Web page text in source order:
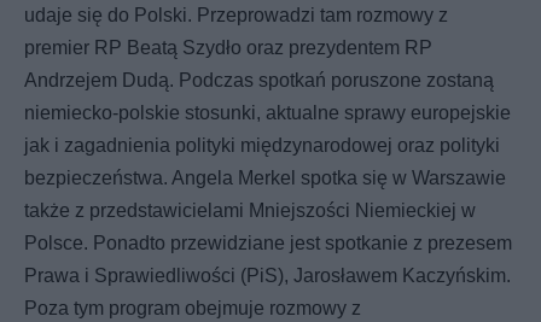
udaje się do Polski. Przeprowadzi tam rozmowy z
premier RP Beatą Szydło oraz prezydentem RP
Andrzejem Dudą. Podczas spotkań poruszone zostaną
niemiecko-polskie stosunki, aktualne sprawy europejskie
jak i zagadnienia polityki międzynarodowej oraz polityki
bezpieczeństwa. Angela Merkel spotka się w Warszawie
także z przedstawicielami Mniejszości Niemieckiej w
Polsce. Ponadto przewidziane jest spotkanie z prezesem
Prawa i Sprawiedliwości (PiS), Jarosławem Kaczyńskim.
Poza tym program obejmuje rozmowy z